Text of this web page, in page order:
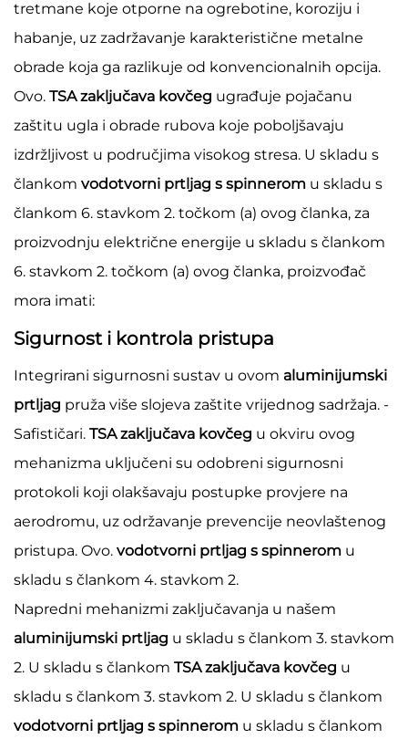
tretmane koje otporne na ogrebotine, koroziju i
habanje, uz zadržavanje karakteristične metalne
obrade koja ga razlikuje od konvencionalnih opcija.
Ovo. TSA zaključava kovčeg ugrađuje pojačanu
zaštitu ugla i obrade rubova koje poboljšavaju
izdržljivost u područjima visokog stresa. U skladu s
člankom vodotvorni prtljag s spinnerom u skladu s
člankom 6. stavkom 2. točkom (a) ovog članka, za
proizvodnju električne energije u skladu s člankom
6. stavkom 2. točkom (a) ovog članka, proizvođač
mora imati:
Sigurnost i kontrola pristupa
Integrirani sigurnosni sustav u ovom aluminijumski
prtljag pruža više slojeva zaštite vrijednog sadržaja. -
Safističari. TSA zaključava kovčeg u okviru ovog
mehanizma uključeni su odobreni sigurnosni
protokoli koji olakšavaju postupke provjere na
aerodromu, uz održavanje prevencije neovlaštenog
pristupa. Ovo. vodotvorni prtljag s spinnerom u
skladu s člankom 4. stavkom 2.
Napredni mehanizmi zaključavanja u našem
aluminijumski prtljag u skladu s člankom 3. stavkom
2. U skladu s člankom TSA zaključava kovčeg u
skladu s člankom 3. stavkom 2. U skladu s člankom
vodotvorni prtljag s spinnerom u skladu s člankom